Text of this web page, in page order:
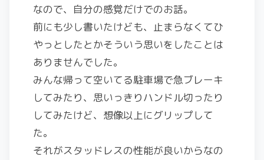
なので、自分の感覚だけでのお話。
前にも少し書いたけども、止まらなくてひ
やっとしたとかそういう思いをしたことは
ありませんでした。
みんな帰って空いてる駐車場で急ブレーキ
してみたり、思いっきりハンドル切ったり
してみたけど、想像以上にグリップして
た。
それがスタッドレスの性能が良いからなの